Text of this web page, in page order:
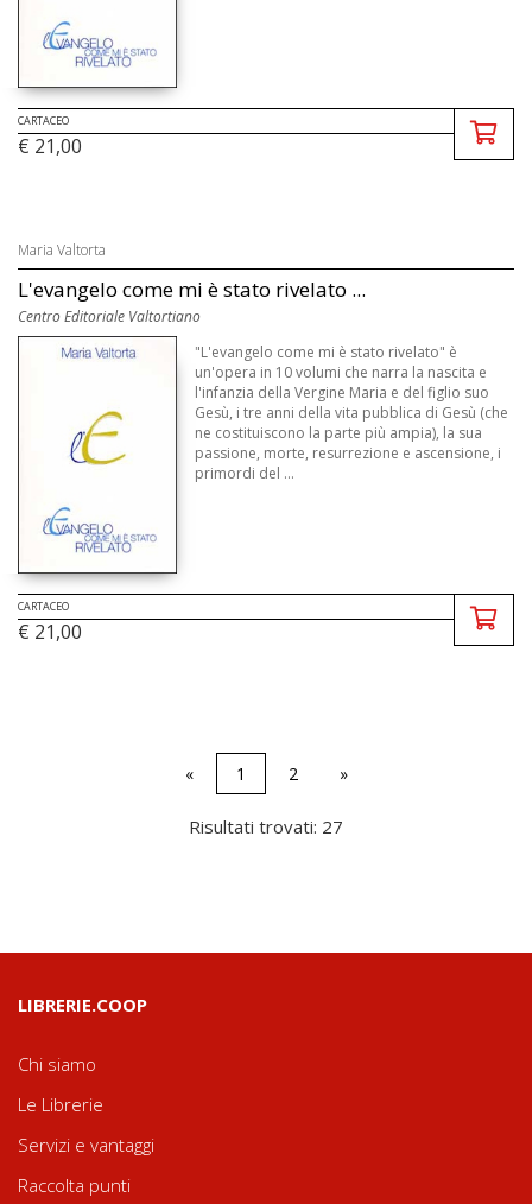
CARTACEO
€ 21,00
Maria Valtorta
L'evangelo come mi è stato rivelato ...
Centro Editoriale Valtortiano
"L'evangelo come mi è stato rivelato" è
un'opera in 10 volumi che narra la nascita e
l'infanzia della Vergine Maria e del figlio suo
Gesù, i tre anni della vita pubblica di Gesù (che
ne costituiscono la parte più ampia), la sua
passione, morte, resurrezione e ascensione, i
primordi del ...
CARTACEO
€ 21,00
« 1 2 »
Risultati trovati: 27
LIBRERIE.COOP
Chi siamo
Le Librerie
Servizi e vantaggi
Raccolta punti